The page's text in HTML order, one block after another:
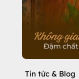
Tin tức & Blog